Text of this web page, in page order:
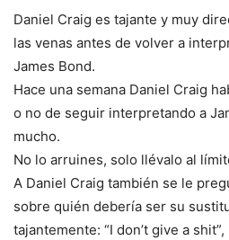
Daniel Craig es tajante y muy
las venas antes de volver a
James Bond.
Hace una semana Daniel Craig
o no de seguir interpretando a
mucho.
No lo arruines, solo llévalo al
A Daniel Craig también se le
sobre quién debería ser su
tajantemente: “I don’t give a